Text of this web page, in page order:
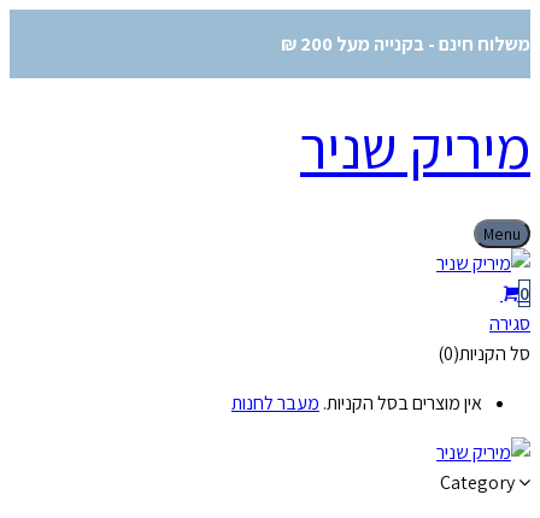
משלוח חינם - בקנייה מעל 200 ₪
מיריק שניר
Menu
0
סגירה
סל הקניות(0)
אין מוצרים בסל הקניות. מעבר לחנות
Category